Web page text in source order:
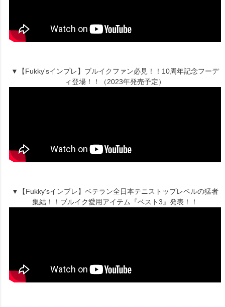
▼【Fukky'sインプレ】ブルイクファン必見！！10周年記念フーデ
ィ登場！！（2023年発売予定）
▼【Fukky'sインプレ】ベテラン全日本テニストップレベルの猛者
集結！！ブルイク愛用アイテム『ベスト3』発表！！